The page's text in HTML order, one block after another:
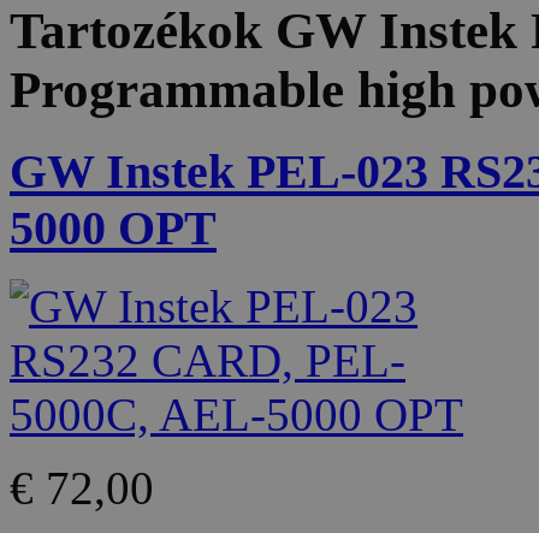
Tartozékok GW Instek
Programmable high
GW Instek PEL-023
5000 OPT
€ 72,00